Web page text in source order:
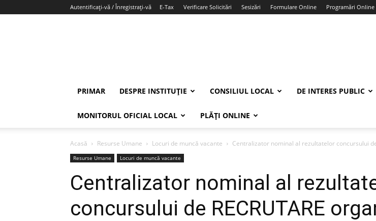
Autentificați-vă / Înregistrați-vă E-Tax Verificare Solicitări Sesizări Formulare Online Programări Online
PRIMAR DESPRE INSTITUȚIE CONSILIUL LOCAL DE INTERES PUBLIC
MONITORUL OFICIAL LOCAL PLĂȚI ONLINE
Acasă Resurse Umane Locuri de muncă vacante Centralizator nominal al rezultatelor concursului
Resurse Umane Locuri de muncă vacante
Centralizator nominal al
concursului de RECRUTARE